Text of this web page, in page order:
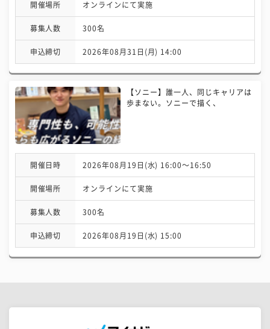
開催場所 オンラインにて実施
募集人数 300名
申込締切 2026年08月31日(月) 14:00
【ソニー】誰一人、同じキャリアは
歩まない。ソニーで描く、
開催日時 2026年08月19日(水) 16:00〜16:50
開催場所 オンラインにて実施
募集人数 300名
申込締切 2026年08月19日(水) 15:00